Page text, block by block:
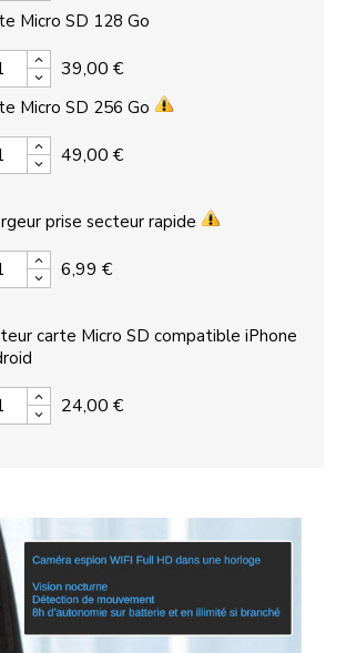
Micro SD 128 Go
39,00 €
Micro SD 256 Go
49,00 €
prise secteur rapide
6,99 €
carte Micro SD compatible iPhone
24,00 €